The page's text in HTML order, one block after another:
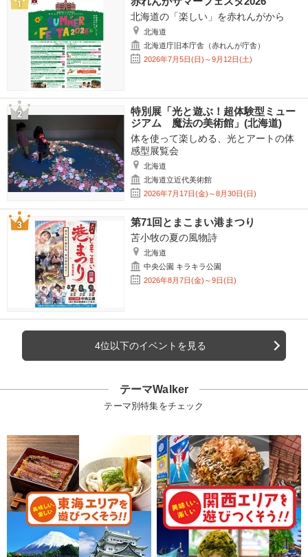
北海道の「楽しい」を赤れんがから
北海道
北海道庁旧本庁舎（赤れんが庁舎）
2026年7月5日(日)～9月12日(土)
特別展「光と遊ぶ！超体験型ミュー
ジアム 魔法の美術館」(北海道)
体を使って楽しめる、光とアートの体
感型展覧会
北海道
北海道立近代美術館
2026年7月17日(金)～8月30日(日)
第71回とまこまい港まつり
苫小牧の夏の風物詩
北海道
中央公園 キラキラ公園
2026年8月7日(金)～9日(日)
4位以下のイベントを見る
テーマWalker
テーマ別特集をチェック